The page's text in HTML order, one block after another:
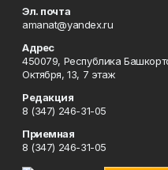
Эл. почта
amanat@yandex.ru
Адрес
450079, Республика
Октября, 13, 7 этаж
Редакция
8 (347) 246-31-05
Приемная
8 (347) 246-31-05